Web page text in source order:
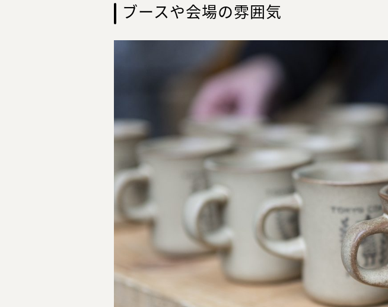
ブースや会場の雰囲気